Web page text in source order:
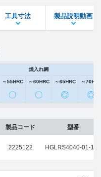
DXFファイル
工具寸法 製品説明動画
焼入れ鋼
～55HRC ～60HRC ～65HRC ～
〇 〇 ◎ ◎
製品コード
2225122
型番
HGLRS4040-01-160